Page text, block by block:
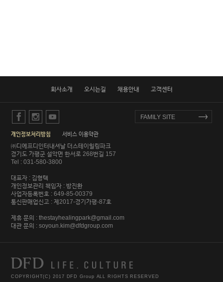
회사소개 오시는길 채용안내 고객센터
facebookinstagramyoutube
FAMILY SITE
개인정보처리방침 서비스 이용약관
㈜디에프디인터내셔날 더스테이힐링파크
경기도 가평군 설악면 한서로 268번길 157
Tel : 031-580-3800
대표자 : 김형택
개인정보관리 책임자 : 방진환
사업자등록번호 : 649-85-00379
통신판매업신고 : 제2017-경기가평-87호
제휴 문의 :thestayhealingpark@gmail.com
대관 문의 :soyoun.kim@dfdgroup.com
COPYRIGHT(C) 2017 DFD Group ALL RIGHTS RESERVED